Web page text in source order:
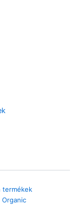
termékek
Organic